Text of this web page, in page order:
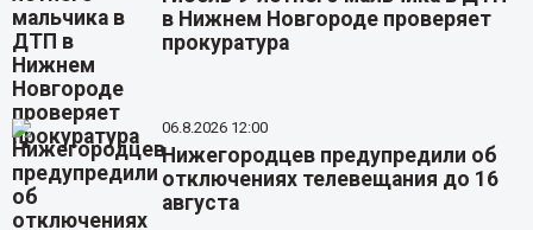
в Нижнем Новгороде проверяет
прокуратура
06.8.2026 12:00
Нижегородцев предупредили об
отключениях телевещания до 16
августа